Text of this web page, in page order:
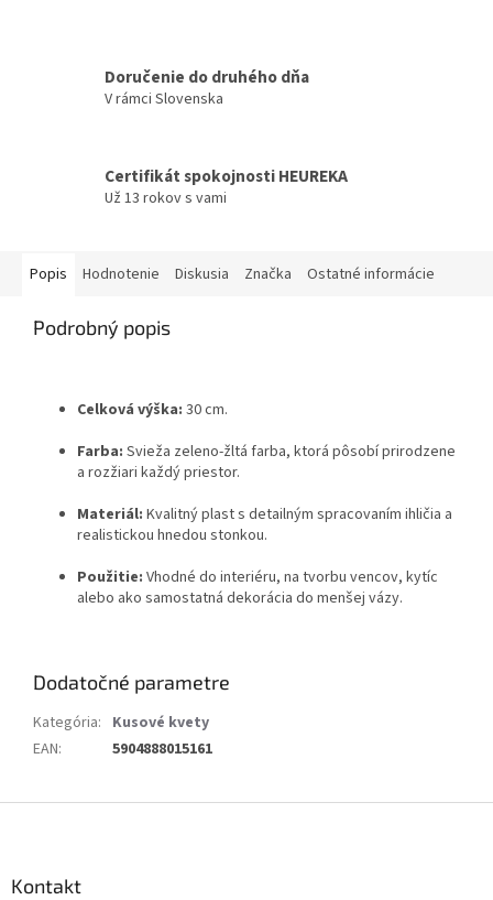
Doručenie do druhého dňa
V rámci Slovenska
Certifikát spokojnosti HEUREKA
Už 13 rokov s vami
Popis Hodnotenie Diskusia Značka Ostatné informácie
Podrobný popis
Celková výška: 30 cm.
Farba: Svieža zeleno-žltá farba, ktorá pôsobí prirodzene
a rozžiari každý priestor.
Materiál: Kvalitný plast s detailným spracovaním ihličia a
realistickou hnedou stonkou.
Použitie: Vhodné do interiéru, na tvorbu vencov, kytíc
alebo ako samostatná dekorácia do menšej vázy.
Dodatočné parametre
Kategória: Kusové kvety
EAN: 5904888015161
Kontakt